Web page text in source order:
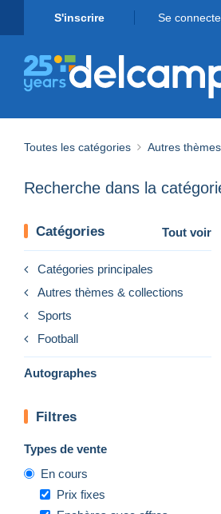
S'inscrire Se
Toutes les catégories Autres
Recherche dans la
Catégories Tout voir
Catégories principales
Autres thèmes & collections
Sports
Football
Autographes
Filtres
Types de vente
En cours
Prix fixes